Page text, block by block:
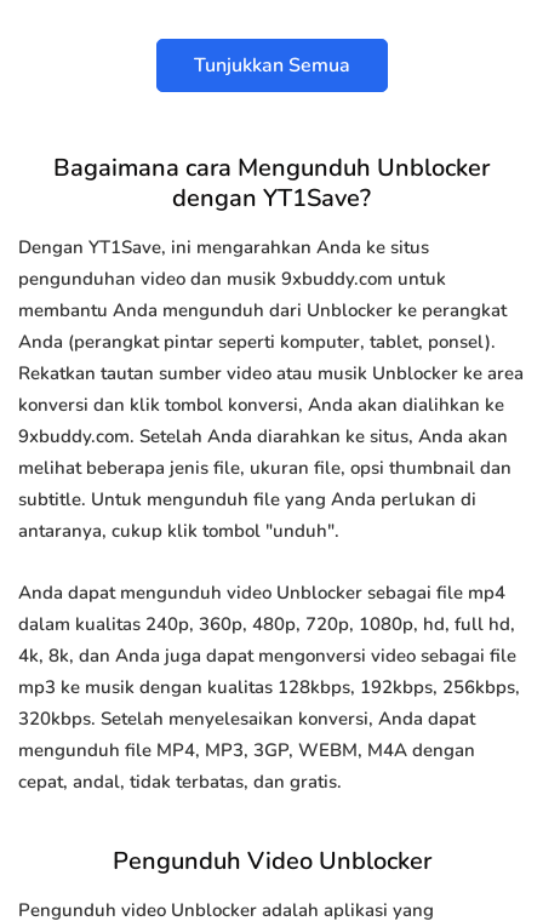
Tunjukkan Semua
Bagaimana cara Mengunduh Unblocker
dengan YT1Save?
Dengan YT1Save, ini mengarahkan Anda ke situs
pengunduhan video dan musik 9xbuddy.com untuk
membantu Anda mengunduh dari Unblocker ke perangkat
Anda (perangkat pintar seperti komputer, tablet, ponsel).
Rekatkan tautan sumber video atau musik Unblocker ke area
konversi dan klik tombol konversi, Anda akan dialihkan ke
9xbuddy.com. Setelah Anda diarahkan ke situs, Anda akan
melihat beberapa jenis file, ukuran file, opsi thumbnail dan
subtitle. Untuk mengunduh file yang Anda perlukan di
antaranya, cukup klik tombol "unduh".
Anda dapat mengunduh video Unblocker sebagai file mp4
dalam kualitas 240p, 360p, 480p, 720p, 1080p, hd, full hd,
4k, 8k, dan Anda juga dapat mengonversi video sebagai file
mp3 ke musik dengan kualitas 128kbps, 192kbps, 256kbps,
320kbps. Setelah menyelesaikan konversi, Anda dapat
mengunduh file MP4, MP3, 3GP, WEBM, M4A dengan
cepat, andal, tidak terbatas, dan gratis.
Pengunduh Video Unblocker
Pengunduh video Unblocker adalah aplikasi yang